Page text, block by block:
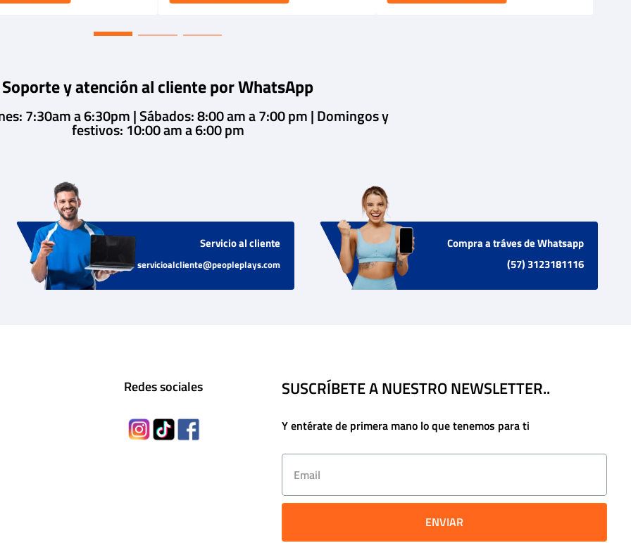
Soporte y atención al cliente por WhatsApp
7:30am a 6:30pm | Sábados: 8:00 am a 7:00 pm | Domingos y
festivos: 10:00 am a 6:00 pm
Servicio al cliente
servicioalcliente@peopleplays.com
Compra a tráves de Whatsapp
(57) 3123181116
Redes sociales SUSCRÍBETE A NUESTRO NEWSLETTER..
Y entérate de primera mano lo que tenemos para ti
ENVIAR